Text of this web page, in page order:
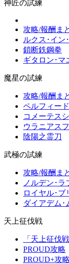
神匠の試練
攻略/報酬ま
ルクス･イン
鎖断鉄鋼拳
ギタロン･マ
魔星の試練
攻略/報酬ま
ペルフィー
コメーテス
ウラニアス
陰陽之霊刀
武極の試練
攻略/報酬ま
ノルデン･ラ
ロイヤル･ブ
ダイアデム･
天上征伐戦
「天上征伐
PROUD攻略
PROUD+攻略